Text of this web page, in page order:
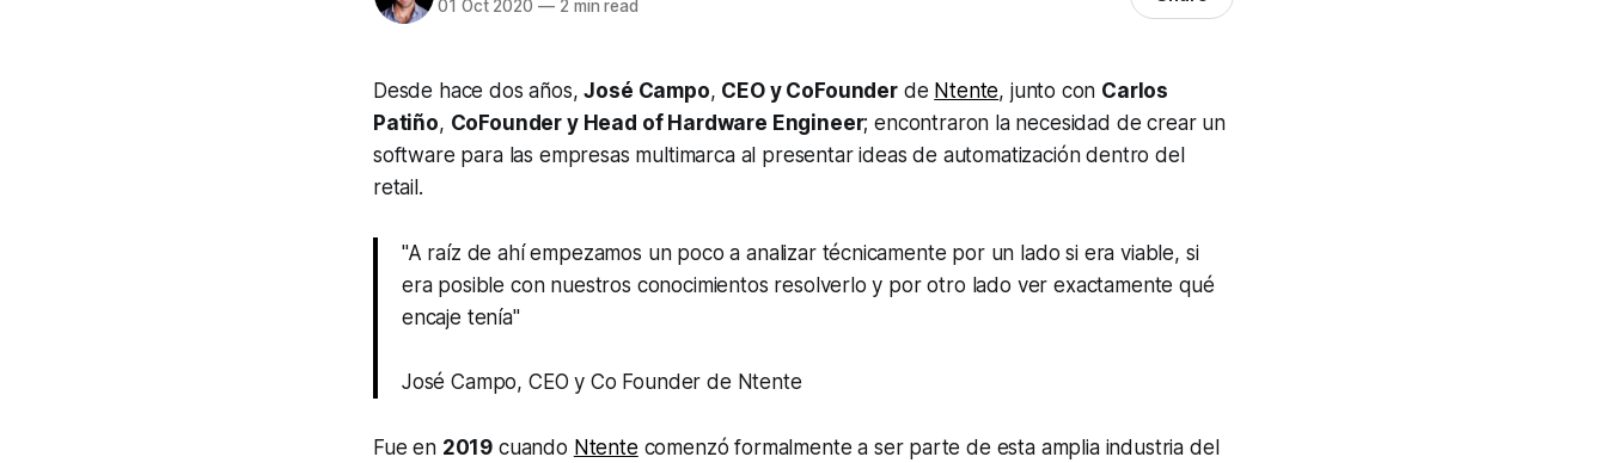
01 Oct 2020 —2 min read
Desde hace dos años,José Campo, CEO y CoFounderde Ntente, junto con Carlos
Patiño, CoFounder y Head of Hardware Engineer; encontraron la necesidad de crear un
software para las empresas multimarca al presentar ideas de automatización dentro del
retail.
"A raíz de ahí empezamos un poco a analizar técnicamente por un lado si era viable, si
era posible con nuestros conocimientos resolverlo y por otro lado ver exactamente qué
encaje tenía"
José Campo, CEO y Co Founder de Ntente
Fue en 2019 cuando Ntente comenzó formalmente a ser parte de esta amplia industria del